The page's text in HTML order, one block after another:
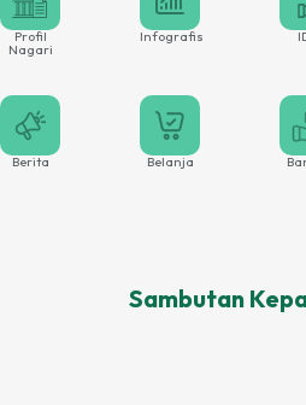
Profil
Nagari
Infografis
Berita Belanja
Sambutan